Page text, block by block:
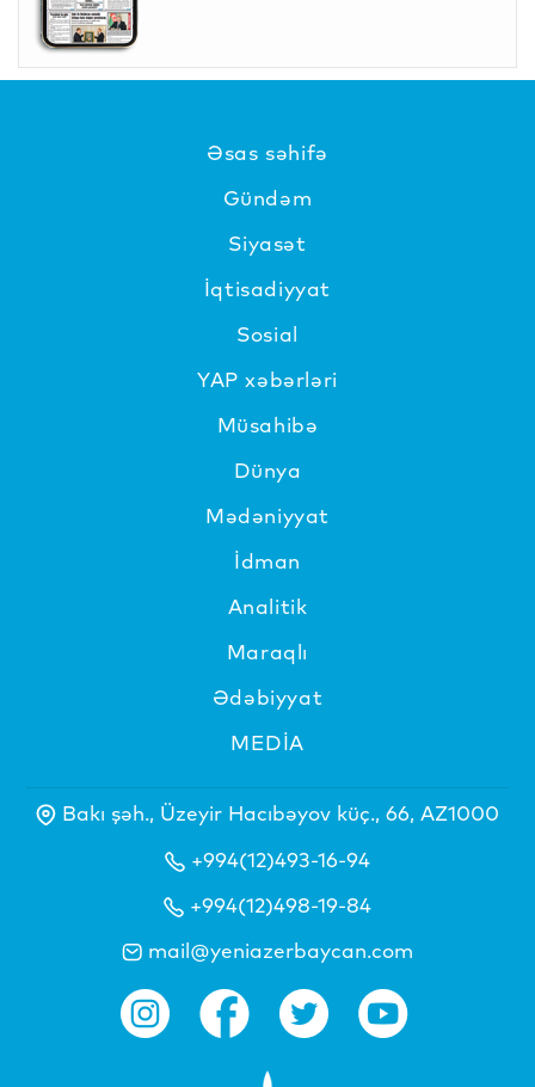
Əsas səhifə
Gündəm
Siyasət
İqtisadiyyat
Sosial
YAP xəbərləri
Müsahibə
Dünya
Mədəniyyat
İdman
Analitik
Maraqlı
Ədəbiyyat
MEDİA
Bakı şəh., Üzeyir Hacıbəyov küç., 66, AZ1000
+994(12)493-16-94
+994(12)498-19-84
mail@yeniazerbaycan.com